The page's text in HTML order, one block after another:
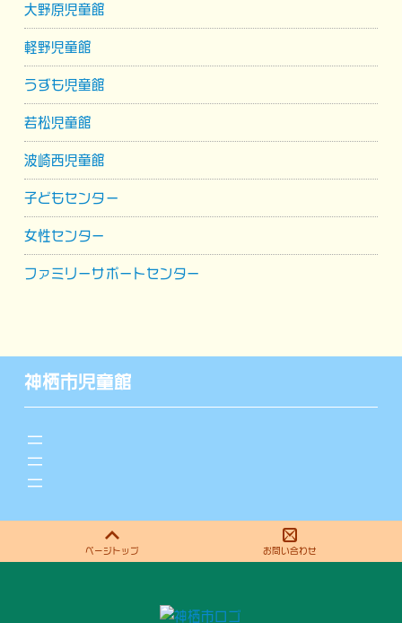
大野原児童館
軽野児童館
うずも児童館
若松児童館
波崎西児童館
子どもセンター
女性センター
ファミリーサポートセンター
神栖市児童館
ページトップ お問い合わせ